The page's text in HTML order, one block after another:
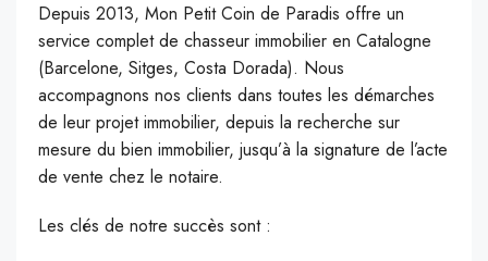
Depuis 2013, Mon Petit Coin de Paradis offre un
service complet de chasseur immobilier en Catalogne
(Barcelone, Sitges, Costa Dorada). Nous
accompagnons nos clients dans toutes les démarches
de leur projet immobilier, depuis la recherche sur
mesure du bien immobilier, jusqu’à la signature de l’acte
de vente chez le notaire.
Les clés de notre succès sont :